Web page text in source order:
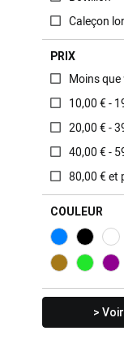
Caleçon
PRIX
Moins que
10,00 € -
20,00 € -
40,00 € -
80,00 € et
COULEUR
>